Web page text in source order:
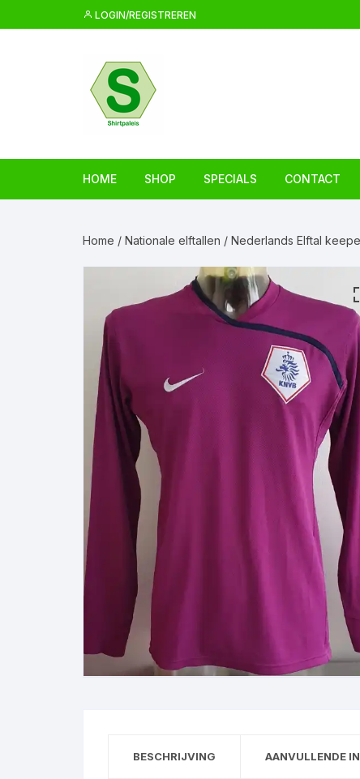
naar
LOGIN/REGISTREREN
HOME SHOP SPECIALS CONTACT
Home / Nationale elftallen / Nederlands Elftal
BESCHRIJVING AANVULLENDE